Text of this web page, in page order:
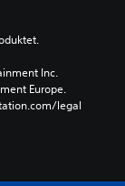
Inc.
Europe.
legal